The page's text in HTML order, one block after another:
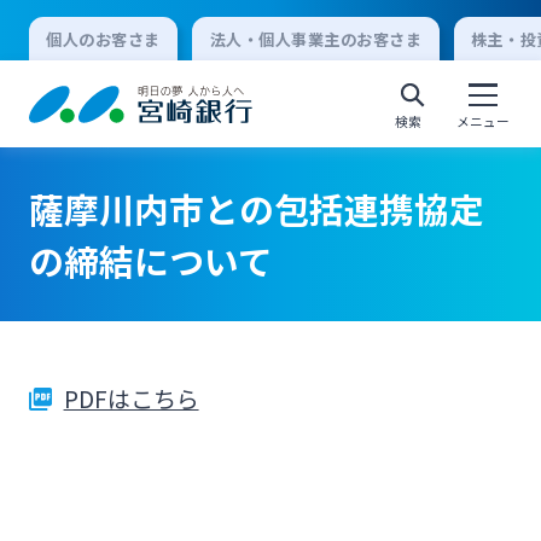
個人のお客さま 法人・個人事業主のお客さま 株主・
検索 メニュー
個人向けインターネットバンキング
ログオン
法人向けインターネットバンキング
薩摩川内市との包括連携協定
の締結について
PDFはこちら